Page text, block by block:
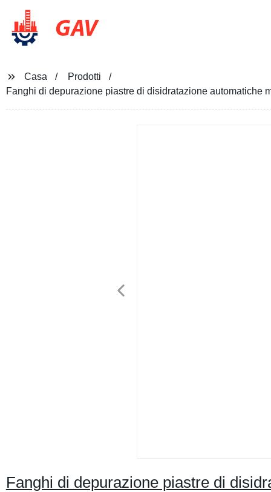
GAV
Casa
Prodotti
Fanghi di depurazione piastre di disidratazione automatiche
Fanghi di depurazione piastre di